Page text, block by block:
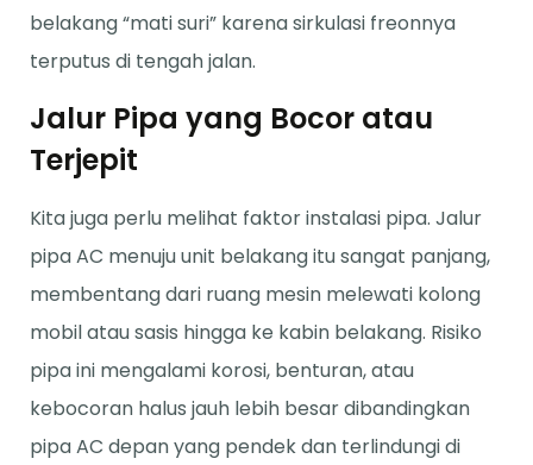
belakang “mati suri” karena sirkulasi freonnya
terputus di tengah jalan.
Jalur Pipa yang Bocor atau
Terjepit
Kita juga perlu melihat faktor instalasi pipa. Jalur
pipa AC menuju unit belakang itu sangat panjang,
membentang dari ruang mesin melewati kolong
mobil atau sasis hingga ke kabin belakang. Risiko
pipa ini mengalami korosi, benturan, atau
kebocoran halus jauh lebih besar dibandingkan
pipa AC depan yang pendek dan terlindungi di